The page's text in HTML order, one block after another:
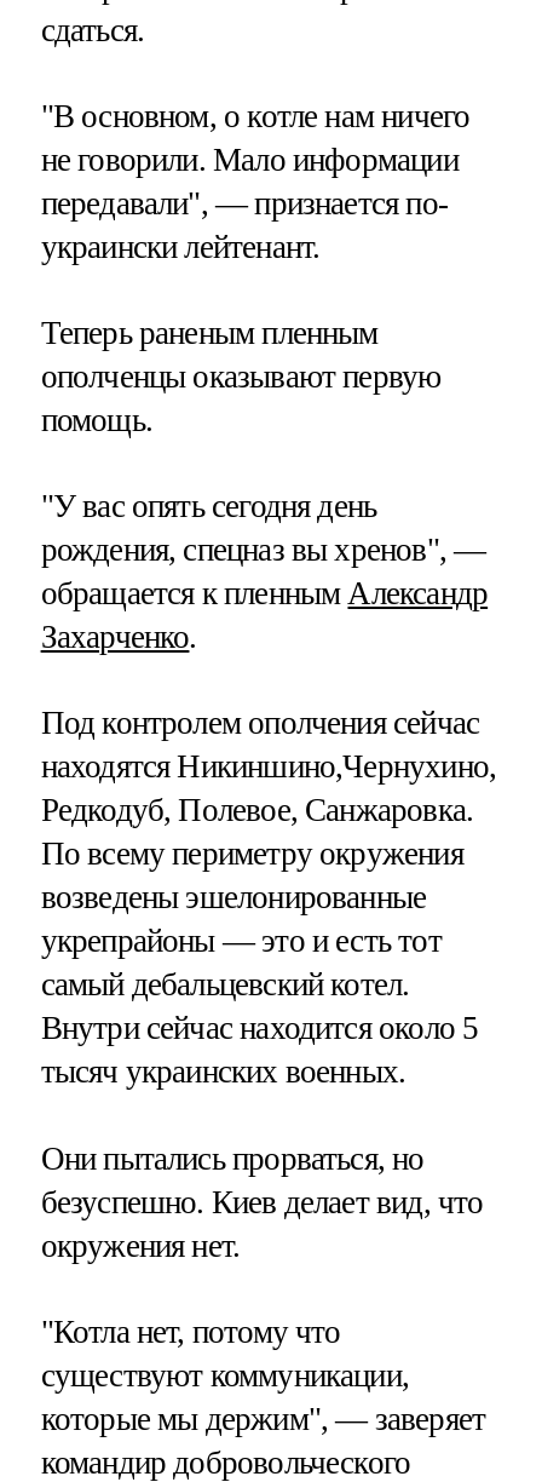
сдаться.
"В основном, о котле нам ничего
не говорили. Мало информации
передавали", — признается по-
украински лейтенант.
Теперь раненым пленным
ополченцы оказывают первую
помощь.
"У вас опять сегодня день
рождения, спецназ вы хренов", —
обращается к пленнымАлександр
Захарченко.
Под контролем ополчения сейчас
находятся Никиншино,Чернухино,
Редкодуб, Полевое, Санжаровка.
По всему периметру окружения
возведены эшелонированные
укрепрайоны — это и есть тот
самый дебальцевский котел.
Внутри сейчас находится около 5
тысяч украинских военных.
Они пытались прорваться, но
безуспешно. Киев делает вид, что
окружения нет.
"Котла нет, потому что
существуют коммуникации,
которые мы держим", — заверяет
командир добровольческого